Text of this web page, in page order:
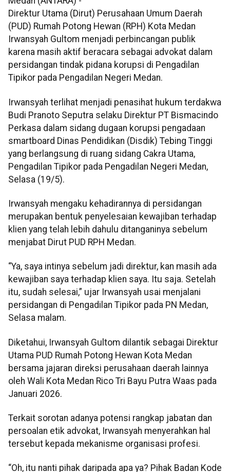
Direktur Utama (Dirut) Perusahaan Umum Daerah
(PUD) Rumah Potong Hewan (RPH) Kota Medan
Irwansyah Gultom menjadi perbincangan publik
karena masih aktif beracara sebagai advokat dalam
persidangan tindak pidana korupsi di Pengadilan
Tipikor pada Pengadilan Negeri Medan.
Irwansyah terlihat menjadi penasihat hukum terdakwa
Budi Pranoto Seputra selaku Direktur PT Bismacindo
Perkasa dalam sidang dugaan korupsi pengadaan
smartboard Dinas Pendidikan (Disdik) Tebing Tinggi
yang berlangsung di ruang sidang Cakra Utama,
Pengadilan Tipikor pada Pengadilan Negeri Medan,
Selasa (19/5).
Irwansyah mengaku kehadirannya di persidangan
merupakan bentuk penyelesaian kewajiban terhadap
klien yang telah lebih dahulu ditanganinya sebelum
menjabat Dirut PUD RPH Medan.
“Ya, saya intinya sebelum jadi direktur, kan masih ada
kewajiban saya terhadap klien saya. Itu saja. Setelah
itu, sudah selesai,” ujar Irwansyah usai menjalani
persidangan di Pengadilan Tipikor pada PN Medan,
Selasa malam.
Diketahui, Irwansyah Gultom dilantik sebagai Direktur
Utama PUD Rumah Potong Hewan Kota Medan
bersama jajaran direksi perusahaan daerah lainnya
oleh Wali Kota Medan Rico Tri Bayu Putra Waas pada
Januari 2026.
Terkait sorotan adanya potensi rangkap jabatan dan
persoalan etik advokat, Irwansyah menyerahkan hal
tersebut kepada mekanisme organisasi profesi.
“Oh, itu nanti pihak daripada apa ya? Pihak Badan Kode